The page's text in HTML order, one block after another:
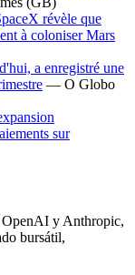
révèle que
à coloniser Mars
a enregistré une
— O Globo
sur
OpenAI y Anthropic,
bursátil,